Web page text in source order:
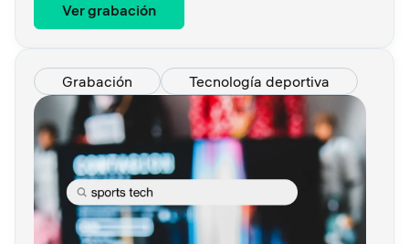
Ver grabación
Grabación Tecnología deportiva